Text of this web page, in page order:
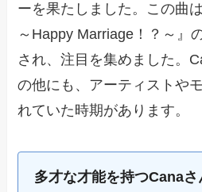
ーを果たしました。この曲
～Happy Marriage！？～』
され、注目を集めました。
の他にも、アーティストや
れていた時期があります。
多才な才能を持つCana